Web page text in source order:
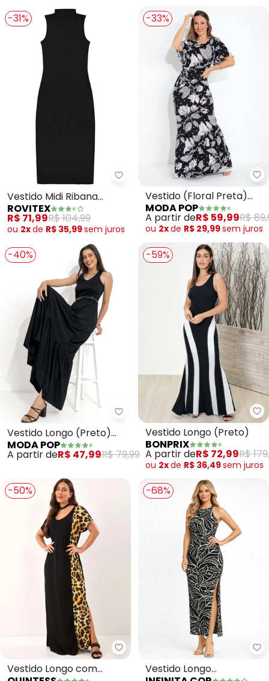
-31%
Rovitex - Vestido Midi Ribana
Vestido Midi Ribana
Canelada (Preto)
ROVITEX
R$ 71,99R$ 104,99
ou 2xde R$ 35,99sem juros
-33%
Vestido (Floral Preta)
com Faixa
MODA POP
A partir deR$ 59,99R$
ou 2xde R$ 29,99sem juros
-40%
Moda Pop - Vestido Longo
Vestido Longo (Preto)
com Recortes na Saia
MODA POP
A partir deR$ 47,99R$ 79,99
-59%
Vestido Longo (Preto)
BONPRIX
A partir deR$ 72,99R$
ou 2xde R$ 36,49sem juros
-50%
Quintess - Vestido Longo com
Vestido Longo com
-68%
Vestido Longo